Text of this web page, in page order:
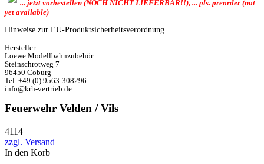
... jetzt vorbestellen (NOCH NICHT LIEFERBAR!!), ... pls. preorder (not
yet available)
Hinweise zur EU-Produktsicherheitsverordnung.
Hersteller:
Loewe Modellbahnzubehör
Steinschrotweg 7
96450 Coburg
Tel. +49 (0) 9563-308296
info@krh-vertrieb.de
Feuerwehr Velden / Vils
4114
zzgl. Versand
In den Korb